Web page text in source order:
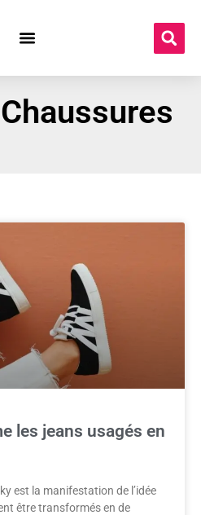
les jeans usagés en
est la manifestation de l’idée
être transformés en de